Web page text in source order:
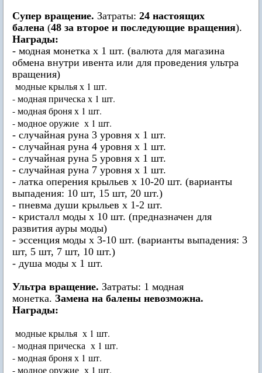
Супер вращение. Затраты: 24 настоящих
балена (48 за второе и последующие вращения).
Награды:
- модная монетка х 1 шт. (валюта для магазина
обмена внутри ивента или для проведения ультра
вращения)
модные крылья х 1 шт.
- модная прическа х 1 шт.
- модная броня х 1 шт.
- модное оружие х 1 шт.
- случайная руна 3 уровня х 1 шт.
- случайная руна 4 уровня х 1 шт.
- случайная руна 5 уровня х 1 шт.
- случайная руна 7 уровня х 1 шт.
- латка оперения крыльев х 10-20 шт. (варианты
выпадения: 10 шт, 15 шт, 20 шт.)
- пневма души крыльев х 1-2 шт.
- кристалл моды х 10 шт. (предназначен для
развития ауры моды)
- эссенция моды х 3-10 шт. (варианты выпадения: 3
шт, 5 шт, 7 шт, 10 шт.)
- душа моды х 1 шт.
Ультра вращение. Затраты: 1 модная
монетка. Замена на балены невозможна.
Награды:
модные крылья х 1 шт.
- модная прическа х 1 шт.
- модная броня х 1 шт.
- модное оружие х 1 шт.